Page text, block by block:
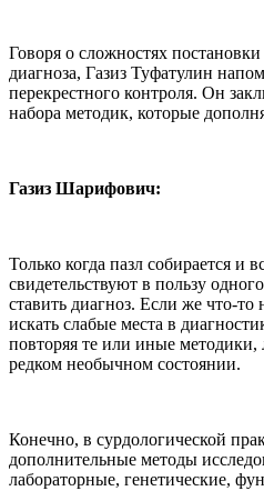
Говоря о сложностях
диагноза, Газиз Туфатулин
перекрестного контроля. Он
набора методик, которые
Газиз Шарифович:
Только когда пазл собирается и
свидетельствуют в пользу
ставить диагноз. Если же что-
искать слабые места в
повторяя те или иные методики,
редком необычном состоянии.
Конечно, в сурдологической
дополнительные методы
лабораторные, генетические,